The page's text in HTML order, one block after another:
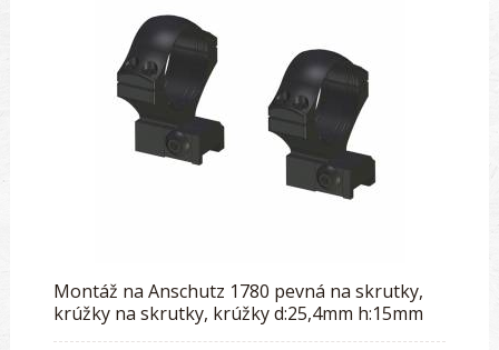
Montáž na Anschutz 1780 pevná na skrutky,
krúžky na skrutky, krúžky d:25,4mm h:15mm